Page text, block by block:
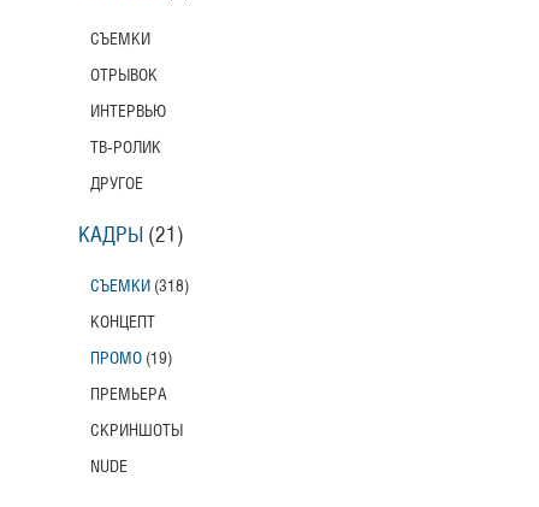
СЪЕМКИ
ОТРЫВОК
ИНТЕРВЬЮ
ТВ-РОЛИК
ДРУГОЕ
КАДРЫ (21)
СЪЕМКИ (318)
КОНЦЕПТ
ПРОМО (19)
ПРЕМЬЕРА
СКРИНШОТЫ
NUDE